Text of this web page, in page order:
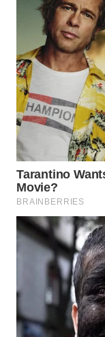
WN
TANJUNG
LESUNG
WN
KARO
WN
SIMALUNGUN
WN
LABUHANBATU
WN
TAPANULI
TENGAH
WN DELI
SERDANG